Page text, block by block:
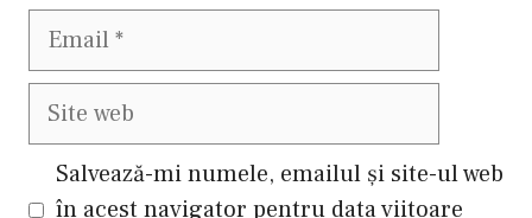
Email
Site
Salvează-mi numele, emailul și site-ul web
în acest navigator pentru data viitoare